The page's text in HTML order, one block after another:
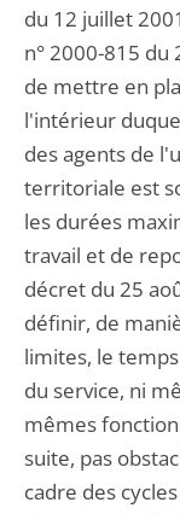
du 12 juillet
n° 2000-815
de mettre en
l'intérieur
des agents de
territoriale est
les durées
travail et de
décret du 25
définir, de
limites, le
du service, ni
mêmes
suite, pas
cadre des